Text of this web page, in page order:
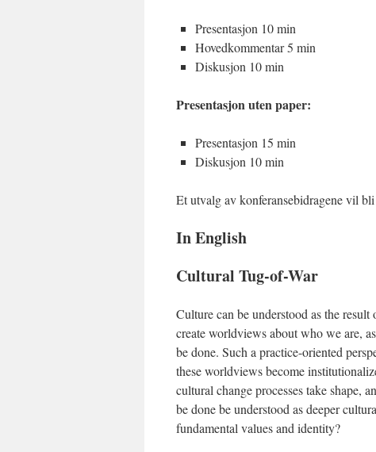
Presentasjon 10 min
Hovedkommentar 5 min
Diskusjon 10 min
Presentasjon uten paper:
Presentasjon 15 min
Diskusjon 10 min
Et utvalg av konferansebidragene vil
In English
Cultural Tug-of-War
Culture can be understood as the
create worldviews about who we are,
be done. Such a practice-oriented
these worldviews become
cultural change processes take shape,
be done be understood as deeper
fundamental values and identity?